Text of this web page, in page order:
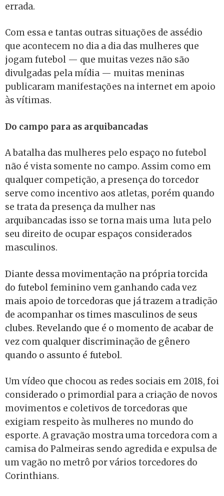
errada.
Com essa e tantas outras situações de assédio
que acontecem no dia a dia das mulheres que
jogam futebol — que muitas vezes não são
divulgadas pela mídia — muitas meninas
publicaram manifestações na internet em apoio
às vítimas.
Do campo para as arquibancadas
A batalha das mulheres pelo espaço no futebol
não é vista somente no campo. Assim como em
qualquer competição, a presença do torcedor
serve como incentivo aos atletas, porém quando
se trata da presença da mulher nas
arquibancadas isso se torna mais uma luta pelo
seu direito de ocupar espaços considerados
masculinos.
Diante dessa movimentação na própria torcida
do futebol feminino vem ganhando cada vez
mais apoio de torcedoras que já trazem a tradição
de acompanhar os times masculinos de seus
clubes. Revelando que é o momento de acabar de
vez com qualquer discriminação de gênero
quando o assunto é futebol.
Um vídeo que chocou as redes sociais em 2018, foi
considerado o primordial para a criação de novos
movimentos e coletivos de torcedoras que
exigiam respeito às mulheres no mundo do
esporte. A gravação mostra uma torcedora com a
camisa do Palmeiras sendo agredida e expulsa de
um vagão no metrô por vários torcedores do
Corinthians.